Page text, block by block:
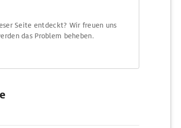
Seite entdeckt? Wir freuen uns
das Problem beheben.